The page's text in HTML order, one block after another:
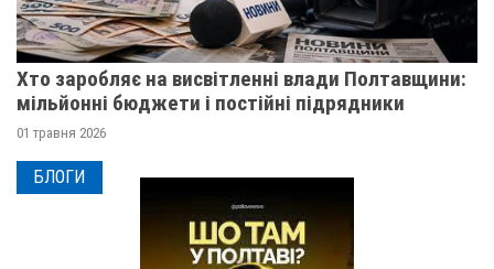
Хто заробляє на висвітленні влади Полтавщини:
мільйонні бюджети і постійні підрядники
01 травня 2026
БЛОГИ